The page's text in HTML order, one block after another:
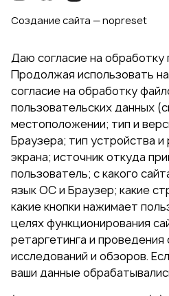
Создание сайта — nopreset
Даю согласие на
Продолжая использовать
согласие на обработку
пользовательских данных
местоположении; тип и
Браузера; тип устройства
экрана; источник откуда
пользователь; с какого
язык ОС и Браузер; какие
какие кнопки нажимает
целях функционирования
ретаргетинга и проведения
исследований и обзоров.
ваши данные